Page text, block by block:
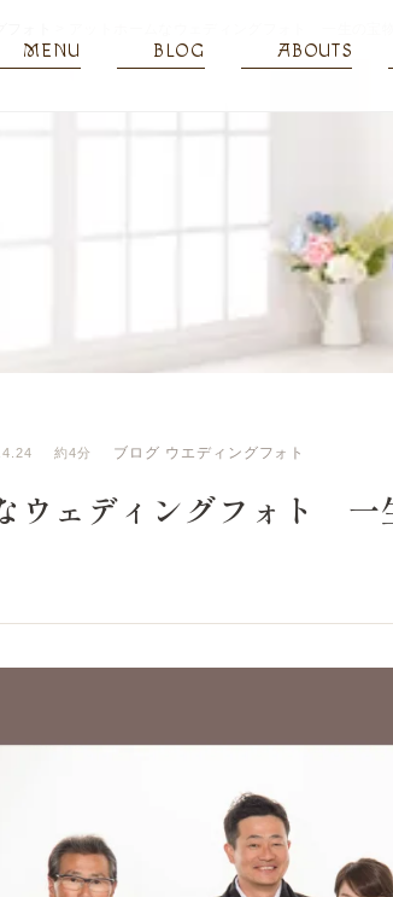
MENU BLOG ABOUTS
約4分 ブログ ウエディングフォト
ウェディングフォト